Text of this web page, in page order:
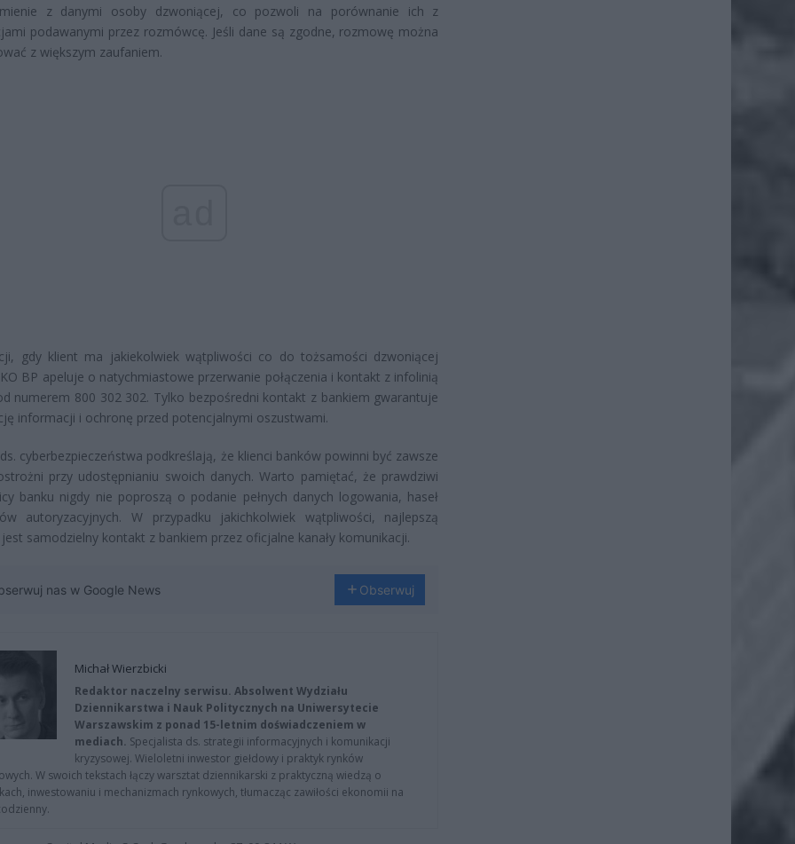
z danymi osoby dzwoniącej, co pozwoli na porównanie ich z
podawanymi przez rozmówcę. Jeśli dane są zgodne, rozmowę można
z większym zaufaniem.
gdy klient ma jakiekolwiek wątpliwości co do tożsamości dzwoniącej
BP apeluje o natychmiastowe przerwanie połączenia i kontakt z infolinią
numerem 800 302 302. Tylko bezpośredni kontakt z bankiem gwarantuje
informacji i ochronę przed potencjalnymi oszustwami.
cyberbezpieczeństwa podkreślają, że klienci banków powinni być zawsze
przy udostępnianiu swoich danych. Warto pamiętać, że prawdziwi
banku nigdy nie poproszą o podanie pełnych danych logowania, haseł
autoryzacyjnych. W przypadku jakichkolwiek wątpliwości, najlepszą
samodzielny kontakt z bankiem przez oficjalne kanały komunikacji.
nas w Google News Obserwuj
Michał Wierzbicki
Redaktor naczelny serwisu. Absolwent Wydziału
Dziennikarstwa i Nauk Politycznych na Uniwersytecie
Warszawskim z ponad 15-letnim doświadczeniem w
mediach. Specjalista ds. strategii informacyjnych i komunikacji
kryzysowej. Wieloletni inwestor giełdowy i praktyk rynków
W swoich tekstach łączy warsztat dziennikarski z praktyczną wiedzą o
inwestowaniu i mechanizmach rynkowych, tłumacząc zawiłości ekonomii na